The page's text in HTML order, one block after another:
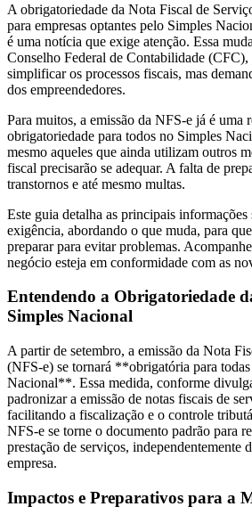
A obrigatoriedade da Nota Fiscal de
para empresas optantes pelo Simples
é uma notícia que exige atenção. Essa
Conselho Federal de Contabilidade
simplificar os processos fiscais, mas
dos empreendedores.
Para muitos, a emissão da NFS-e já é uma
obrigatoriedade para todos no Simples
mesmo aqueles que ainda utilizam outros
fiscal precisarão se adequar. A falta de
transtornos e até mesmo multas.
Este guia detalha as principais informações
exigência, abordando o que muda, para
preparar para evitar problemas.
negócio esteja em conformidade com as
Entendendo a Obrigatoriedade
Simples Nacional
A partir de setembro, a emissão da Nota
(NFS-e) se tornará **obrigatória para todas
Nacional**. Essa medida, conforme
padronizar a emissão de notas fiscais de
facilitando a fiscalização e o controle
NFS-e se torne o documento padrão para
prestação de serviços, independentemente
empresa.
Impactos e Preparativos para a